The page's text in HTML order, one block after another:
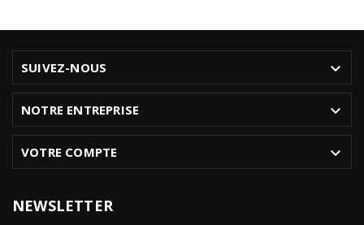
SUIVEZ-NOUS 
NOTRE ENTREPRISE 
VOTRE COMPTE 
NEWSLETTER